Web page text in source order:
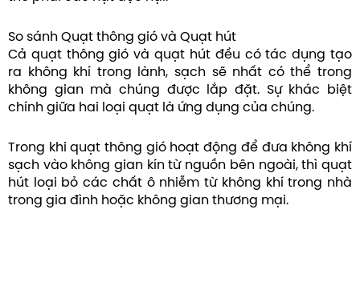
So sánh Quạt thông gió và Quạt hút
Cả quạt thông gió và quạt hút đều có tác dụng tạo
ra không khí trong lành, sạch sẽ nhất có thể trong
không gian mà chúng được lắp đặt. Sự khác biệt
chính giữa hai loại quạt là ứng dụng của chúng.
Trong khi quạt thông gió hoạt động để đưa không khí
sạch vào không gian kín từ nguồn bên ngoài, thì quạt
hút loại bỏ các chất ô nhiễm từ không khí trong nhà
trong gia đình hoặc không gian thương mại.